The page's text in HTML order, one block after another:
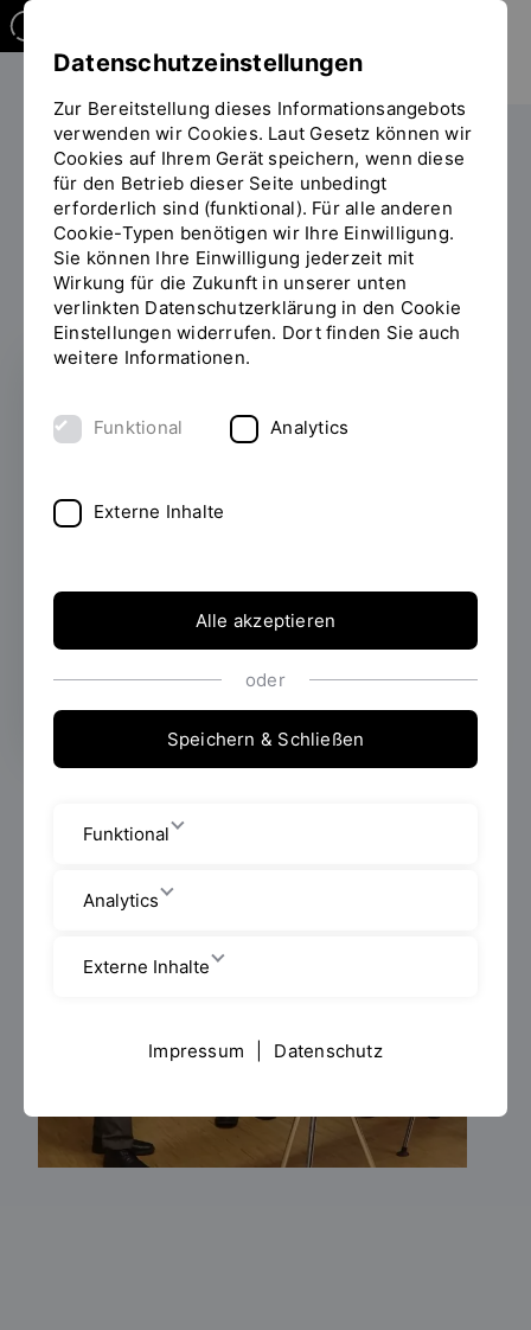
Sie
befinden
sich
auf
der
Seite
"2019
Eigenversorgung"
Research Center of Energy and Resources - RCER
Regensburger Energiekongress
2019 - Betriebliche Eigenversorgung
4. REGENSBURGER
ENERGIEKONGRESS
Betriebliche
Informationen zur Veranstaltung,
Datenschutzeinstellungen
Zur Bereitstellung dieses Informationsangebots
verwenden wir Cookies. Laut Gesetz können wir
Cookies auf Ihrem Gerät speichern, wenn diese
für den Betrieb dieser Seite unbedingt
erforderlich sind (funktional). Für alle anderen
Cookie-Typen benötigen wir Ihre Einwilligung.
Sie können Ihre Einwilligung jederzeit mit
Wirkung für die Zukunft in unserer unten
verlinkten Datenschutzerklärung in den Cookie
Einstellungen widerrufen. Dort finden Sie auch
weitere Informationen.
Funktional Analytics
Externe Inhalte
Alle akzeptieren
oder
Speichern & Schließen
Funktional
Analytics
Externe Inhalte
Impressum Datenschutz